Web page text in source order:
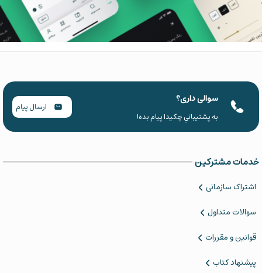
سوالی داری؟
به پشتیبانیِ چکیدا پیام بده!
ارسال پیام
خدمات مشترکین
اشتراک سازمانی
سوالات متداول
قوانین و مقررات
پیشنهاد کتاب